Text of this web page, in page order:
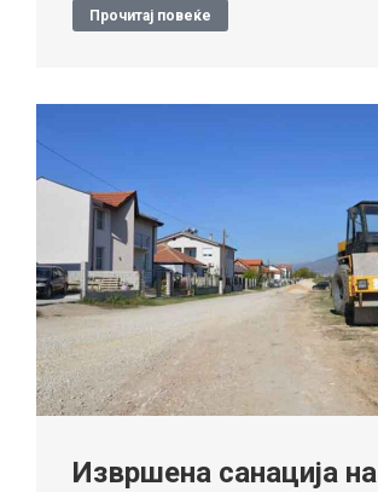
Прочитај повеќе
Извршена санација на